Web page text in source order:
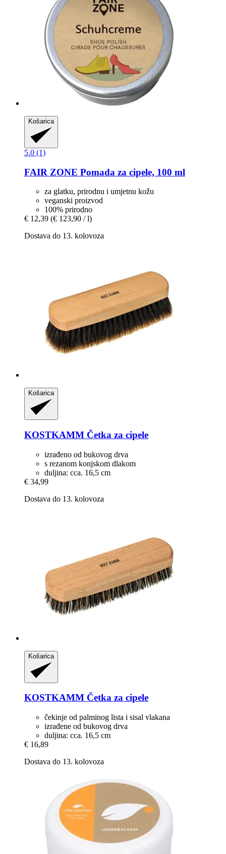
Košarica
5.0 (1)
FAIR ZONE Pomada za cipele, 100 ml
za glatku, prirodnu i umjetnu kožu
veganski proizvod
100% prirodno
€ 12,39 (€ 123,90 / l)
Dostava do 13. kolovoza
Košarica
KOSTKAMM Četka za cipele
izrađeno od bukovog drva
s rezanom konjskom dlakom
duljina: cca. 16,5 cm
€ 34,99
Dostava do 13. kolovoza
Košarica
KOSTKAMM Četka za cipele
čekinje od palminog lista i sisal vlakana
izrađene od bukovog drva
duljina: cca. 16,5 cm
€ 16,89
Dostava do 13. kolovoza